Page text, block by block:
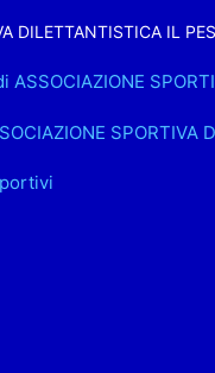
DILETTANTISTICA IL
SPORTIVA